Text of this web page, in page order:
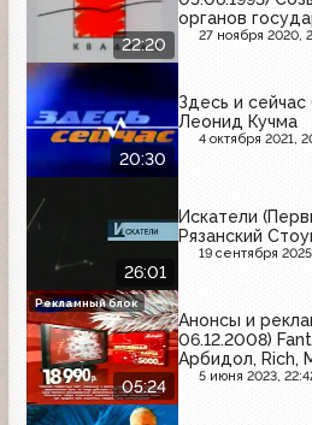
22:20
органов
местного
новой
27 ноября 2020,
20:30
Здесь и
Леонид Кучма
4 октября 2021,
26:01
Искатели
Рязанский
19 сентября
05:24
Анонсы и
06.12.2008)
Арбидол, Rich,
Геделикс,
5 июня 2023,
Рекламный блок